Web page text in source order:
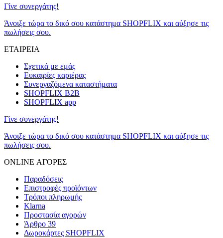
Γίνε συνεργάτης!
Άνοιξε τώρα το δικό σου κατάστημα SHOPFLIX και αύξησε τις
πωλήσεις σου.
ΕΤΑΙΡΕΙΑ
Σχετικά με εμάς
Ευκαιρίες καριέρας
Συνεργαζόμενα καταστήματα
SHOPFLIX B2B
SHOPFLIX app
Γίνε συνεργάτης!
Άνοιξε τώρα το δικό σου κατάστημα SHOPFLIX και αύξησε τις
πωλήσεις σου.
ONLINE ΑΓΟΡΕΣ
Παραδόσεις
Επιστροφές προϊόντων
Τρόποι πληρωμής
Klarna
Προστασία αγορών
Άρθρο 39
Δωροκάρτες SHOPFLIX